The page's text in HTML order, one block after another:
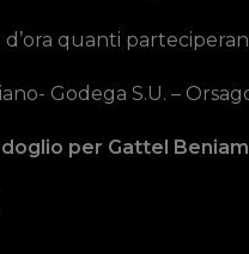
d’ora quanti
Godega S.U. –
per Gattel